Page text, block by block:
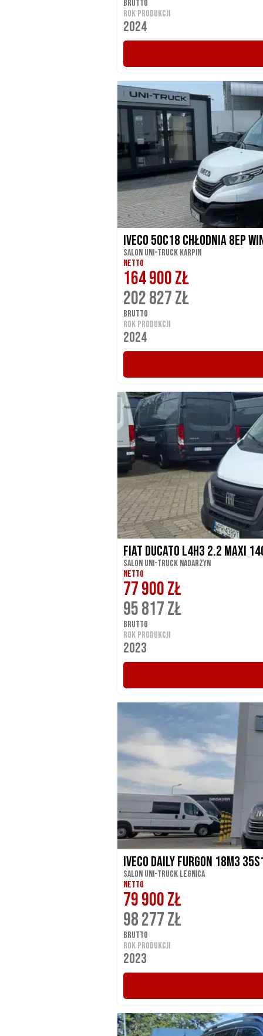
BRUTTO
ROK PRODUKCJI
2024
Iveco 50C18 Chłodnia 8EP
Salon UNI-TRUCK Karpin
NETTO
164 900 ZŁ
202 827 ZŁ
BRUTTO
ROK PRODUKCJI
2024
Fiat Ducato L4H3 2.2 MAXI
Salon UNI-TRUCK Nadarzyn
NETTO
77 900 ZŁ
95 817 ZŁ
BRUTTO
ROK PRODUKCJI
2023
Iveco DAILY furgon 18m3
Salon UNI-TRUCK Legnica
NETTO
79 900 ZŁ
98 277 ZŁ
BRUTTO
ROK PRODUKCJI
2023